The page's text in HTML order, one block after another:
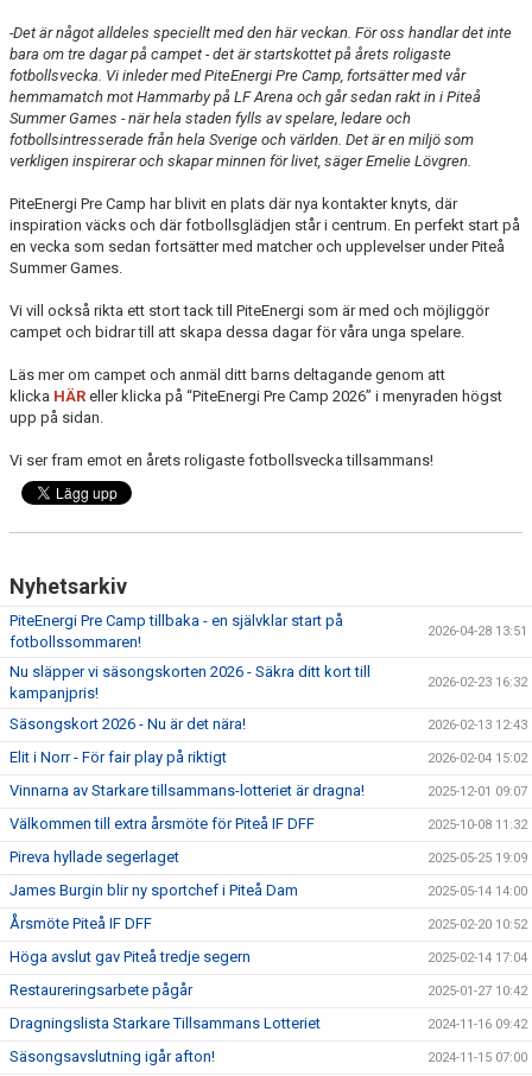
-Det är något alldeles speciellt med den här veckan. För oss handlar det inte
bara om tre dagar på campet - det är startskottet på årets roligaste
fotbollsvecka. Vi inleder med PiteEnergi Pre Camp, fortsätter med vår
hemmamatch mot Hammarby på LF Arena och går sedan rakt in i Piteå
Summer Games - när hela staden fylls av spelare, ledare och
fotbollsintresserade från hela Sverige och världen. Det är en miljö som
verkligen inspirerar och skapar minnen för livet, säger Emelie Lövgren.
PiteEnergi Pre Camp har blivit en plats där nya kontakter knyts, där
inspiration väcks och där fotbollsglädjen står i centrum. En perfekt start på
en vecka som sedan fortsätter med matcher och upplevelser under Piteå
Summer Games.
Vi vill också rikta ett stort tack till PiteEnergi som är med och möjliggör
campet och bidrar till att skapa dessa dagar för våra unga spelare.
Läs mer om campet och anmäl ditt barns deltagande genom att
klicka HÄR eller klicka på “PiteEnergi Pre Camp 2026” i menyraden högst
upp på sidan.
Vi ser fram emot en årets roligaste fotbollsvecka tillsammans!
Nyhetsarkiv
PiteEnergi Pre Camp tillbaka - en självklar start på
fotbollssommaren!
2026-04-28 13:51
Nu släpper vi säsongskorten 2026 - Säkra ditt kort till
kampanjpris!
2026-02-23 16:32
Säsongskort 2026 - Nu är det nära! 2026-02-13 12:43
Elit i Norr - För fair play på riktigt 2026-02-04 15:02
Vinnarna av Starkare tillsammans-lotteriet är dragna! 2025-12-01 09:07
Välkommen till extra årsmöte för Piteå IF DFF 2025-10-08 11:32
Pireva hyllade segerlaget 2025-05-25 19:09
James Burgin blir ny sportchef i Piteå Dam 2025-05-14 14:00
Årsmöte Piteå IF DFF 2025-02-20 10:52
Höga avslut gav Piteå tredje segern 2025-02-14 17:04
Restaureringsarbete pågår 2025-01-27 10:42
Dragningslista Starkare Tillsammans Lotteriet 2024-11-16 09:42
Säsongsavslutning igår afton! 2024-11-15 07:00